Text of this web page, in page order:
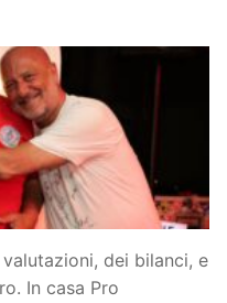
dei bilanci, e
In casa Pro